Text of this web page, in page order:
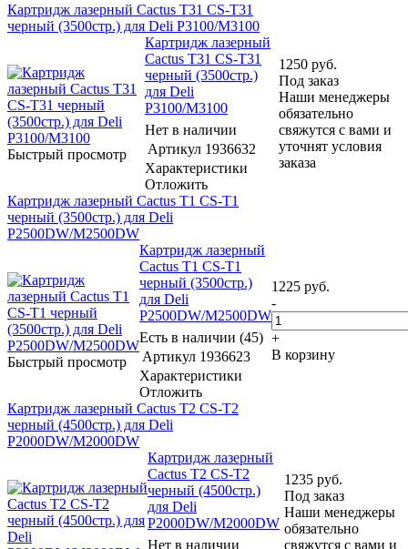
Картридж лазерный Cactus T31 CS-T31
черный (3500стр.) для Deli P3100/M3100
Быстрый просмотр
Картридж лазерный
Cactus T31 CS-T31
черный (3500стр.)
для Deli
P3100/M3100
Нет в наличии
Артикул 1936632
Характеристики
Отложить
1250 руб.
Под заказ
Наши менеджеры
обязательно
свяжутся с вами и
уточнят условия
заказа
Картридж лазерный Cactus T1 CS-T1
черный (3500стр.) для Deli
P2500DW/M2500DW
Быстрый просмотр
Картридж лазерный
Cactus T1 CS-T1
черный (3500стр.)
для Deli
P2500DW/M2500DW
Есть в наличии (45)
Артикул 1936623
Характеристики
Отложить
1225 руб.
-
+
В корзину
Картридж лазерный Cactus T2 CS-T2
черный (4500стр.) для Deli
P2000DW/M2000DW
Картридж лазерный
Cactus T2 CS-T2
черный (4500стр.)
для Deli
P2000DW/M2000DW
Нет в наличии
1235 руб.
Под заказ
Наши менеджеры
обязательно
свяжутся с вами и